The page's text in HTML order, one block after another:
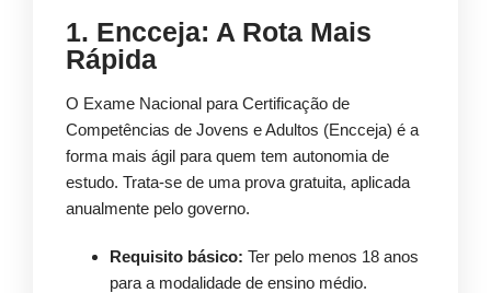
1. Encceja: A Rota Mais
Rápida
O Exame Nacional para Certificação de
Competências de Jovens e Adultos (Encceja) é a
forma mais ágil para quem tem autonomia de
estudo. Trata-se de uma prova gratuita, aplicada
anualmente pelo governo.
Requisito básico: Ter pelo menos 18 anos
para a modalidade de ensino médio.